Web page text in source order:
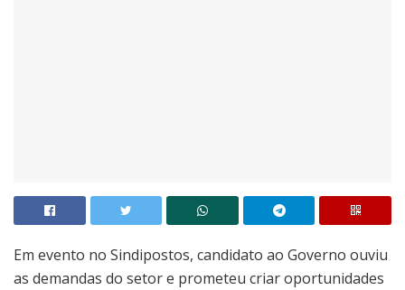
Em evento no Sindipostos, candidato ao Governo ouviu
as demandas do setor e prometeu criar oportunidades